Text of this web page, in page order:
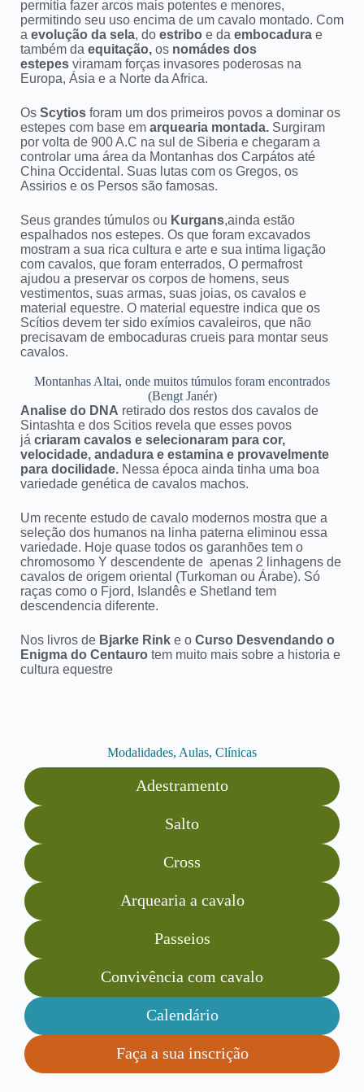
permitia fazer arcos mais potentes e menores,
permitindo seu uso encima de um cavalo montado. Com
a evolução da sela, do estribo e da embocadura e
também da equitação, os nomádes dos
estepes viramam forças invasores poderosas na
Europa, Ásia e a Norte da Africa.
Os Scytios foram um dos primeiros povos a dominar os
estepes com base em arquearia montada. Surgiram
por volta de 900 A.C na sul de Siberia e chegaram a
controlar uma área da Montanhas dos Carpátos até
China Occidental. Suas lutas com os Gregos, os
Assirios e os Persos são famosas.
Seus grandes túmulos ou Kurgans,ainda estão
espalhados nos estepes. Os que foram excavados
mostram a sua rica cultura e arte e sua intima ligação
com cavalos, que foram enterrados, O permafrost
ajudou a preservar os corpos de homens, seus
vestimentos, suas armas, suas joias, os cavalos e
material equestre. O material equestre indica que os
Scítios devem ter sido exímios cavaleiros, que não
precisavam de embocaduras crueis para montar seus
cavalos.
Montanhas Altai, onde muitos túmulos foram encontrados
(Bengt Janér)
Analise do DNA retirado dos restos dos cavalos de
Sintashta e dos Scitios revela que esses povos
já criaram cavalos e selecionaram para cor,
velocidade, andadura e estamina e provavelmente
para docilidade. Nessa época ainda tinha uma boa
variedade genética de cavalos machos.
Um recente estudo de cavalo modernos mostra que a
seleção dos humanos na linha paterna eliminou essa
variedade. Hoje quase todos os garanhões tem o
chromosomo Y descendente de apenas 2 linhagens de
cavalos de origem oriental (Turkoman ou Árabe). Só
raças como o Fjord, Islandês e Shetland tem
descendencia diferente.
Nos livros de Bjarke Rink e o Curso Desvendando o
Enigma do Centauro tem muito mais sobre a historia e
cultura equestre
Modalidades, Aulas, Clínicas
Adestramento
Salto
Cross
Arquearia a cavalo
Passeios
Convivência com cavalo
Calendário
Faça a sua inscrição